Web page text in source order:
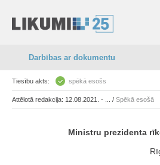
Darbības ar dokumentu
Tiesību akts: spēkā esošs
Attēlotā redakcija: 12.08.2021. - ... / Spēkā esošā
Ministru prezidenta